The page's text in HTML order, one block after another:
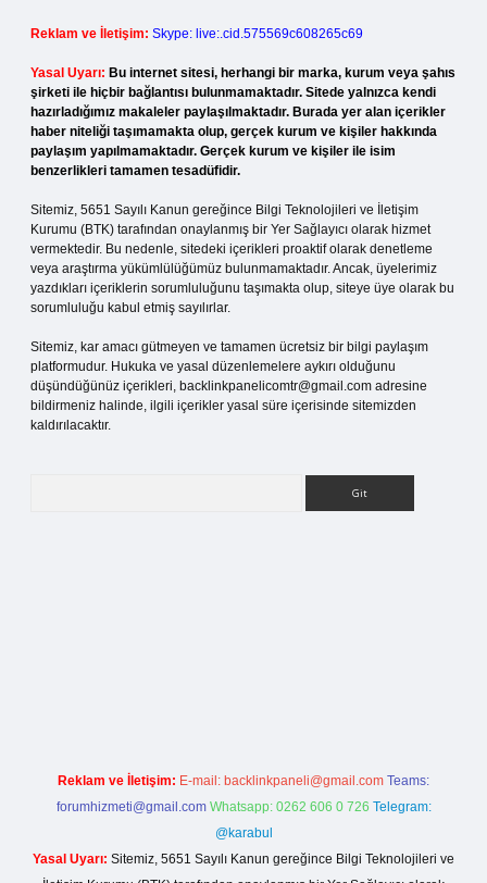
Reklam ve İletişim: Skype: live:.cid.575569c608265c69
Yasal Uyarı: Bu internet sitesi, herhangi bir marka, kurum veya şahıs
şirketi ile hiçbir bağlantısı bulunmamaktadır. Sitede yalnızca kendi
hazırladığımız makaleler paylaşılmaktadır. Burada yer alan içerikler
haber niteliği taşımamakta olup, gerçek kurum ve kişiler hakkında
paylaşım yapılmamaktadır. Gerçek kurum ve kişiler ile isim
benzerlikleri tamamen tesadüfidir.
Sitemiz, 5651 Sayılı Kanun gereğince Bilgi Teknolojileri ve İletişim
Kurumu (BTK) tarafından onaylanmış bir Yer Sağlayıcı olarak hizmet
vermektedir. Bu nedenle, sitedeki içerikleri proaktif olarak denetleme
veya araştırma yükümlülüğümüz bulunmamaktadır. Ancak, üyelerimiz
yazdıkları içeriklerin sorumluluğunu taşımakta olup, siteye üye olarak bu
sorumluluğu kabul etmiş sayılırlar.
Sitemiz, kar amacı gütmeyen ve tamamen ücretsiz bir bilgi paylaşım
platformudur. Hukuka ve yasal düzenlemelere aykırı olduğunu
düşündüğünüz içerikleri, backlinkpanelicomtr@gmail.com adresine
bildirmeniz halinde, ilgili içerikler yasal süre içerisinde sitemizden
kaldırılacaktır.
Reklam ve İletişim: E-mail: backlinkpaneli@gmail.com Teams:
forumhizmeti@gmail.com Whatsapp: 0262 606 0 726 Telegram:
@karabul
Yasal Uyarı: Sitemiz, 5651 Sayılı Kanun gereğince Bilgi Teknolojileri ve